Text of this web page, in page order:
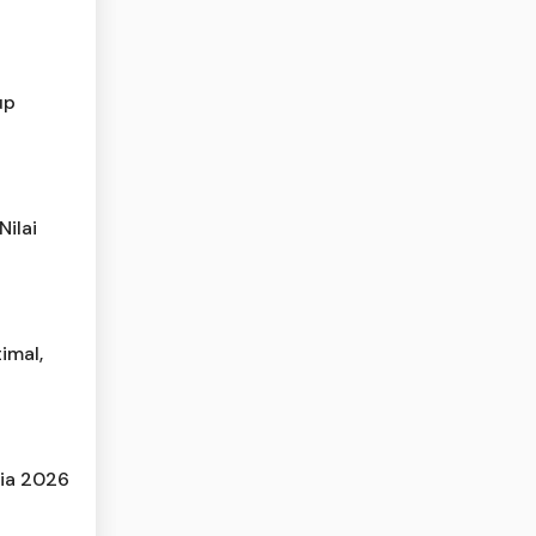
2026